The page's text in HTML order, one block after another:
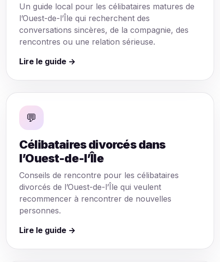
Un guide local pour les célibataires matures de
l’Ouest-de-l’Île qui recherchent des
conversations sincères, de la compagnie, des
rencontres ou une relation sérieuse.
Lire le guide →
💬
Célibataires divorcés dans
l’Ouest-de-l’Île
Conseils de rencontre pour les célibataires
divorcés de l’Ouest-de-l’Île qui veulent
recommencer à rencontrer de nouvelles
personnes.
Lire le guide →